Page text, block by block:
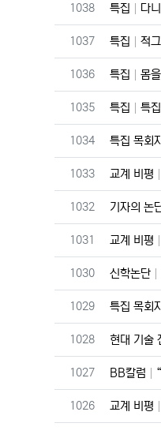
번호
1038 특집 다
번호
1037 특집 적
번호
1036 특집 몸
번호
1035 특집 특
번호
1034 특집 목회
번호
1033 교계 비평
번호
1032 기자의 논
번호
1031 교계 비평
번호
1030 신학논단
번호
1029 특집 목회
번호
1028 현대 기술
번호
1027 BB칼럼
번호
1026 교계 비평